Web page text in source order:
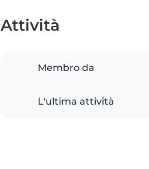
Attività
Membro da
L'ultima attività